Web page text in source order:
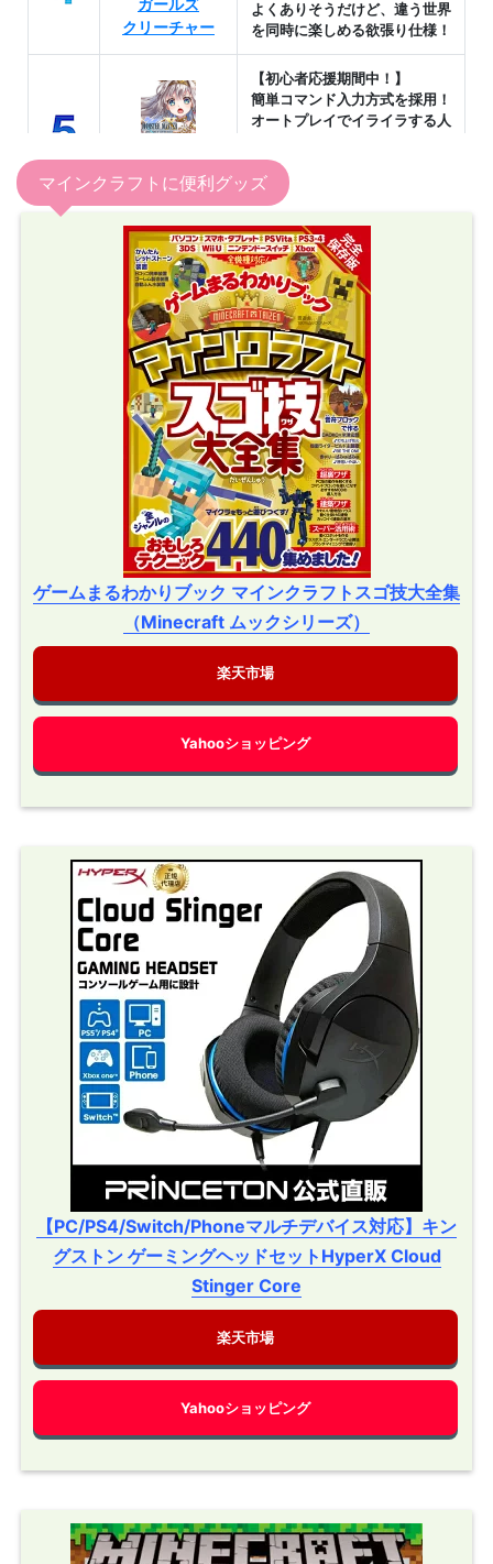
マインクラフトに便利グッズ
ゲームまるわかりブック マインクラフトスゴ技大全集
（Minecraft ムックシリーズ）
楽天市場
Yahooショッピング
【PC/PS4/Switch/Phoneマルチデバイス対応】キン
グストン ゲーミングヘッドセットHyperX Cloud
Stinger Core
楽天市場
Yahooショッピング